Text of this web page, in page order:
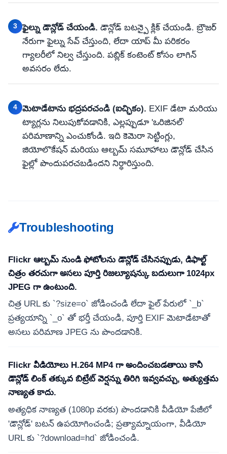
3 ఫైల్ను డౌన్లోడ్ చేయండి. డౌన్లోడ్ బటన్పై క్లిక్ చేయండి. బ్రౌజర్
నేరుగా ఫైల్ను సేవ్ చేస్తుంది, లేదా యాప్ మీ పరికరం
గ్యాలరీలో నిల్వ చేస్తుంది. పబ్లిక్ కంటెంట్ కోసం లాగిన్
అవసరం లేదు.
4 మెటాడేటాను భద్రపరచండి (ఐచ్ఛికం). EXIF డేటా మరియు
ట్యాగ్లను నిలుపుకోవడానికి, ఎల్లప్పుడూ 'ఒరిజినల్'
పరిమాణాన్ని ఎంచుకోండి. ఇది కెమెరా సెట్టింగ్లు,
జియోలొకేషన్ మరియు ఆల్బమ్ సమూహాలు డౌన్లోడ్ చేసిన
ఫైల్లో పొందుపరచబడిందని నిర్ధారిస్తుంది.
Troubleshooting
Flickr ఆల్బమ్ నుండి ఫోటోలను డౌన్లోడ్ చేసినప్పుడు, డిఫాల్ట్
చిత్రం తరచుగా అసలు పూర్తి రిజల్యూషన్కు బదులుగా 1024px
JPEG గా ఉంటుంది.
చిత్ర URL కు `?size=o` జోడించండి లేదా ఫైల్ పేరులో `_b`
ప్రత్యయాన్ని `_o` తో భర్తీ చేయండి, పూర్తి EXIF మెటాడేటాతో
అసలు పరిమాణ JPEG ను పొందడానికి.
Flickr వీడియోలు H.264 MP4 గా అందించబడతాయి కానీ
డౌన్లోడ్ లింక్ తక్కువ బిట్రేట్ వెర్షన్ను తిరిగి ఇవ్వవచ్చు, అత్యుత్తమ
నాణ్యత కాదు.
అత్యధిక నాణ్యత (1080p వరకు) పొందడానికి వీడియో పేజీలో
'డౌన్లోడ్' బటన్ ఉపయోగించండి; ప్రత్యామ్నాయంగా, వీడియో
URL కు `?download=hd` జోడించండి.